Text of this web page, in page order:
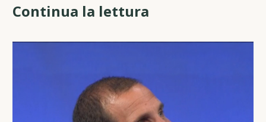
Continua la lettura